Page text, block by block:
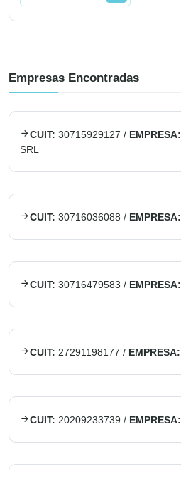
Empresas Encontradas
CUIT: 30715929127 / EMPRESA:
SRL
CUIT: 30716036088 / EMPRESA:
CUIT: 30716479583 / EMPRESA:
CUIT: 27291198177 / EMPRESA:
CUIT: 20209233739 / EMPRESA: